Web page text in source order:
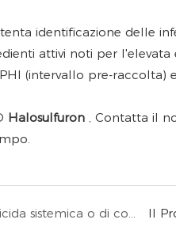
identificazione delle
attivi noti per l'elevata
(intervallo pre-raccolta)
Halosulfuron
, Contatta il
Carbendazim: fungicida sistemica o di contatto? Il